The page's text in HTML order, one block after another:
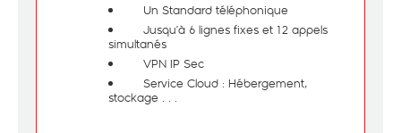
Un Standard téléphonique
Jusqu’à 6 lignes fixes et 12 appels
simultanés
VPN IP Sec
Service Cloud : Hébergement,
stockage . . .